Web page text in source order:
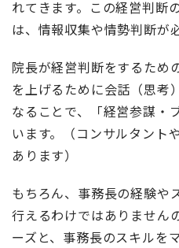
れてきます。この経営判断
は、情報収集や情勢判断が
院長が経営判断をするため
を上げるために会話（思考
なることで、「経営参謀・
います。（コンサルタント
あります）
もちろん、事務長の経験や
行えるわけではありません
ーズと、事務長のスキルを